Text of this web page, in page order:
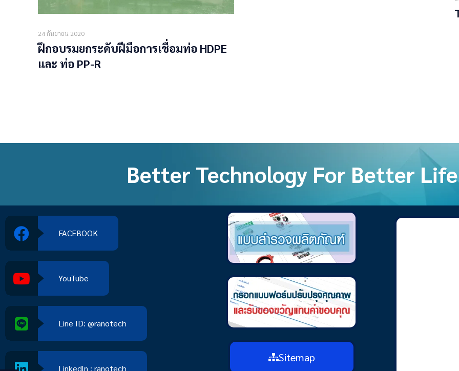
24 กันยายน 2020
ฝึกอบรมยกระดับฝีมือการเชื่อมท่อ HDPE
และ ท่อ PP-R
Better Technology For Better Life
FACEBOOK
YouTube
Line ID: @ranotech
Linkedln : ranotech
Sitemap